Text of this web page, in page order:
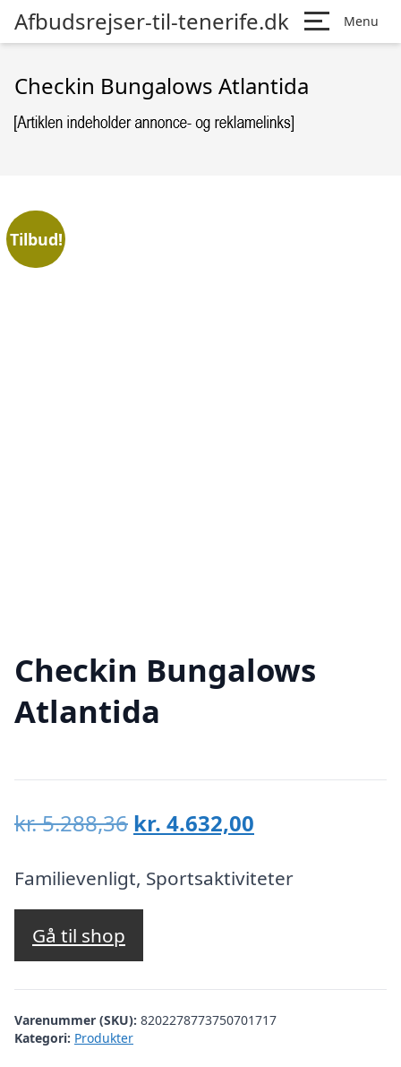
Afbudsrejser-til-tenerife.dk Menu
Checkin Bungalows Atlantida
Tilbud!
Checkin Bungalows
Atlantida
kr.5.288,36 Den
pris
var:
kr. 4.632,00
pris
Familievenligt, Sportsaktiviteter
Gå til shop
Varenummer (SKU): 8202278773750701717
Kategori: Produkter